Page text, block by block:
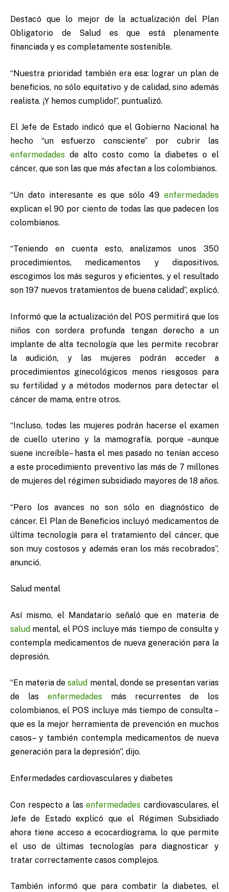
Destacó que lo mejor de la actualización del Plan
Obligatorio de Salud es que está plenamente
financiada y es completamente sostenible.
“Nuestra prioridad también era esa: lograr un plan de
beneficios, no sólo equitativo y de calidad, sino además
realista. ¡Y hemos cumplido!”, puntualizó.
El Jefe de Estado indicó que el Gobierno Nacional ha
hecho “un esfuerzo consciente” por cubrir las
enfermedades de alto costo como la diabetes o el
cáncer, que son las que más afectan a los colombianos.
“Un dato interesante es que sólo 49 enfermedades
explican el 90 por ciento de todas las que padecen los
colombianos.
“Teniendo en cuenta esto, analizamos unos 350
procedimientos, medicamentos y dispositivos,
escogimos los más seguros y eficientes, y el resultado
son 197 nuevos tratamientos de buena calidad”, explicó.
Informó que la actualización del POS permitirá que los
niños con sordera profunda tengan derecho a un
implante de alta tecnología que les permite recobrar
la audición, y las mujeres podrán acceder a
procedimientos ginecológicos menos riesgosos para
su fertilidad y a métodos modernos para detectar el
cáncer de mama, entre otros.
“Incluso, todas las mujeres podrán hacerse el examen
de cuello uterino y la mamografía, porque –aunque
suene increíble– hasta el mes pasado no tenían acceso
a este procedimiento preventivo las más de 7 millones
de mujeres del régimen subsidiado mayores de 18 años.
“Pero los avances no son sólo en diagnóstico de
cáncer. El Plan de Beneficios incluyó medicamentos de
última tecnología para el tratamiento del cáncer, que
son muy costosos y además eran los más recobrados”,
anunció.
Salud mental
Así mismo, el Mandatario señaló que en materia de
salud mental, el POS incluye más tiempo de consulta y
contempla medicamentos de nueva generación para la
depresión.
“En materia desalud mental, donde se presentan varias
de las enfermedades más recurrentes de los
colombianos, el POS incluye más tiempo de consulta –
que es la mejor herramienta de prevención en muchos
casos– y también contempla medicamentos de nueva
generación para la depresión”, dijo.
Enfermedades cardiovasculares y diabetes
Con respecto a las enfermedades cardiovasculares, el
Jefe de Estado explicó que el Régimen Subsidiado
ahora tiene acceso a ecocardiograma, lo que permite
el uso de últimas tecnologías para diagnosticar y
tratar correctamente casos complejos.
También informó que para combatir la diabetes, el